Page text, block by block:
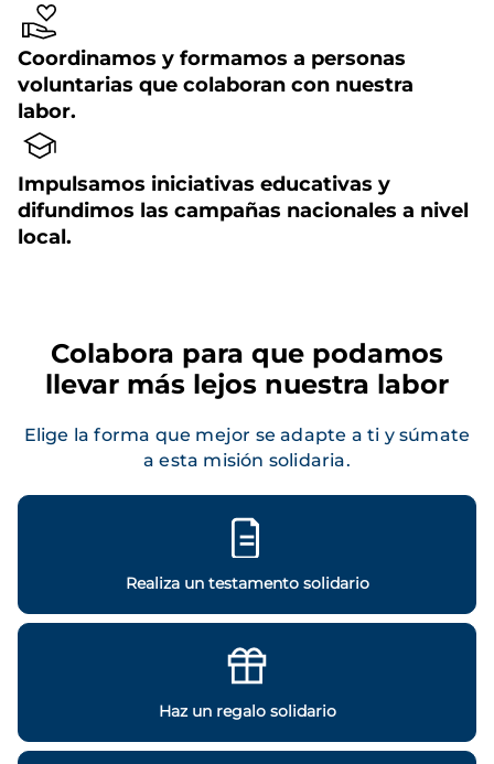
Coordinamos y formamos a personas
voluntarias que colaboran con nuestra
labor.
Impulsamos iniciativas educativas y
difundimos las campañas nacionales a nivel
local.
Colabora para que podamos
llevar más lejos nuestra labor
Elige la forma que mejor se adapte a ti y súmate
a esta misión solidaria.
Realiza un testamento solidario
Haz un regalo solidario